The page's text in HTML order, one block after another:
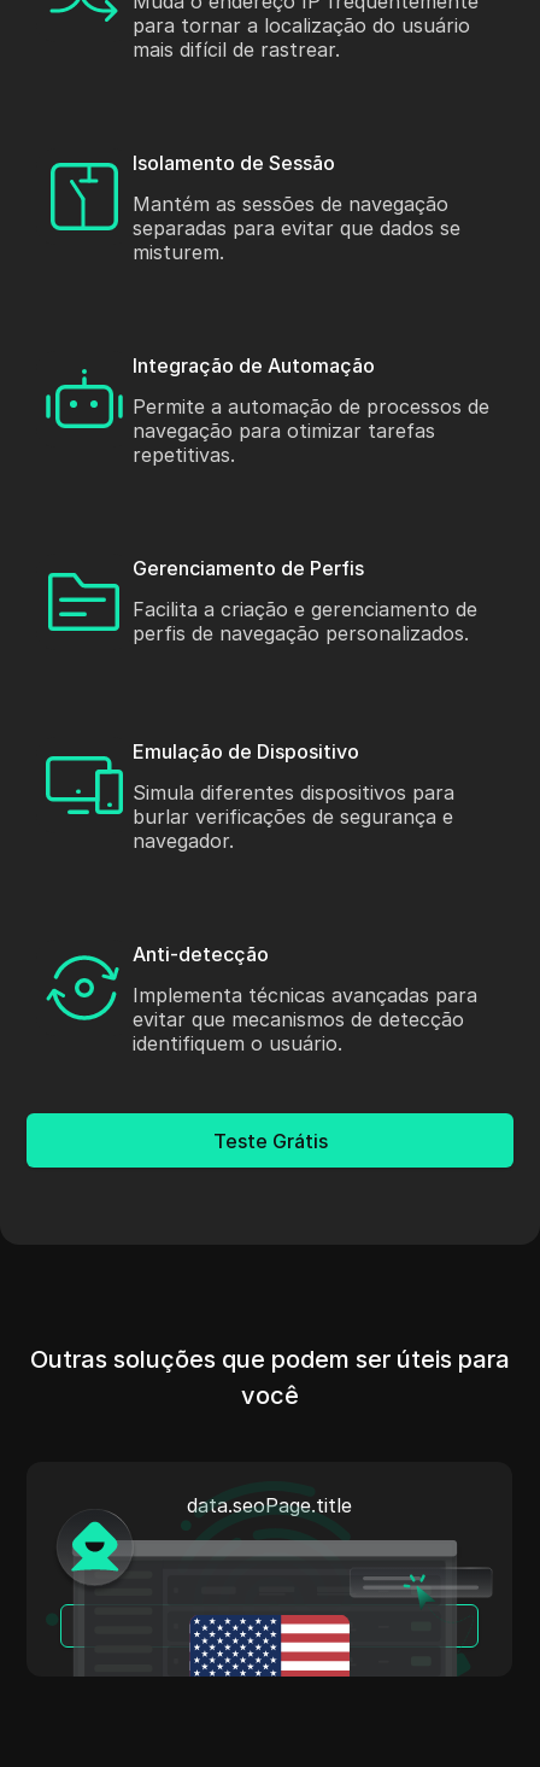
para tornar a localização do usuário
mais difícil de rastrear.
Isolamento de Sessão
Mantém as sessões de navegação
separadas para evitar que dados se
misturem.
Integração de Automação
Permite a automação de processos de
navegação para otimizar tarefas
repetitivas.
Gerenciamento de Perfis
Facilita a criação e gerenciamento de
perfis de navegação personalizados.
Emulação de Dispositivo
Simula diferentes dispositivos para
burlar verificações de segurança e
navegador.
Anti-detecção
Implementa técnicas avançadas para
evitar que mecanismos de detecção
identifiquem o usuário.
Teste Grátis
Outras soluções que podem ser úteis para
você
data.seoPage.title
Leia Mais